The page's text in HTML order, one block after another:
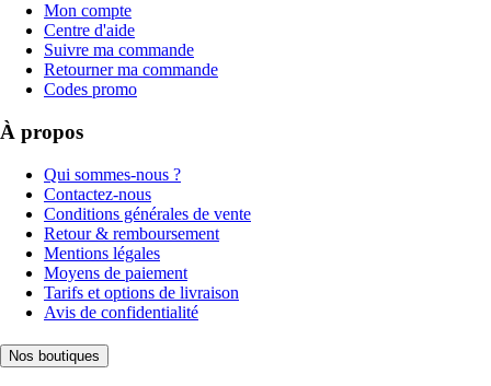
Mon compte
Centre d'aide
Suivre ma commande
Retourner ma commande
Codes promo
À propos
Qui sommes-nous ?
Contactez-nous
Conditions générales de vente
Retour & remboursement
Mentions légales
Moyens de paiement
Tarifs et options de livraison
Avis de confidentialité
Nos boutiques